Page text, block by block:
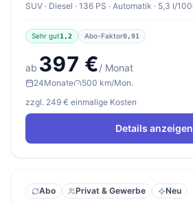
SUV · Diesel · 136 PS · Automatik · 5,3 l/
Sehr gut1,2 Abo-Faktor0,91
ab 397 €/ Monat
24Monate
500 km/Mon.
zzgl. 249 € einmalige Kosten
Details anzeigen
Abo Privat & Gewerbe Neu